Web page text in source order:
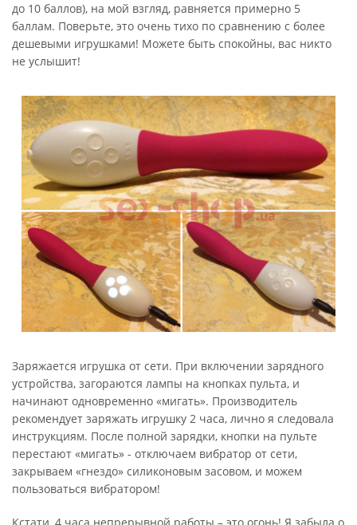
до 10 баллов), на мой взгляд, равняется примерно 5
баллам. Поверьте, это очень тихо по сравнению с более
дешевыми игрушками! Можете быть спокойны, вас никто
не услышит!
Заряжается игрушка от сети. При включении зарядного
устройства, загораются лампы на кнопках пульта, и
начинают одновременно «мигать». Производитель
рекомендует заряжать игрушку 2 часа, лично я следовала
инструкциям. После полной зарядки, кнопки на пульте
перестают «мигать» - отключаем вибратор от сети,
закрываем «гнездо» силиконовым засовом, и можем
пользоваться вибратором!
Кстати, 4 часа непрерывной работы – это огонь! Я забыла о